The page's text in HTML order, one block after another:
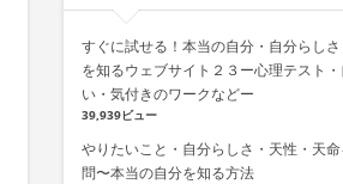
すぐに試せる！本当の自分・自分らし
を知るウェブサイト２３ー心理テスト
い・気付きのワークなどー
39,939ビュー
やりたいこと・自分らしさ・天性・天
問〜本当の自分を知る方法